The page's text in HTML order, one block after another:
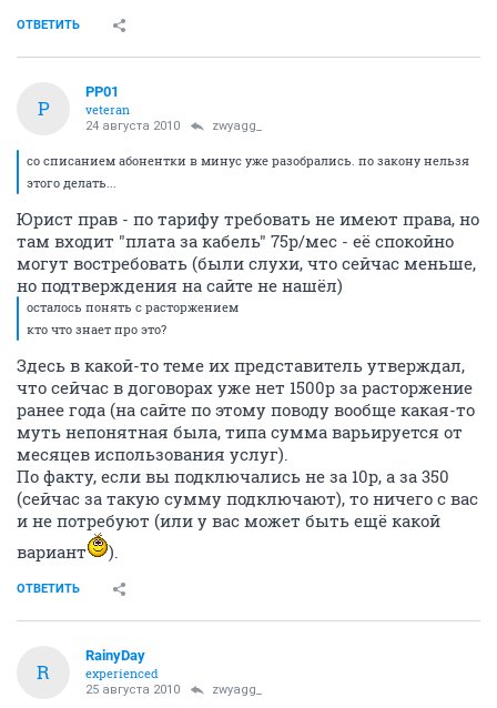
ОТВЕТИТЬ
P
PP01
veteran
24 августа 2010 zwyagg_
со списанием абонентки в минус уже разобрались. по закону нельзя
этого делать...
Юрист прав - по тарифу требовать не имеют права, но
там входит "плата за кабель" 75р/мес - её спокойно
могут востребовать (были слухи, что сейчас меньше,
но подтверждения на сайте не нашёл)
осталось понять с расторжением
кто что знает про это?
Здесь в какой-то теме их представитель утверждал,
что сейчас в договорах уже нет 1500р за расторжение
ранее года (на сайте по этому поводу вообще какая-то
муть непонятная была, типа сумма варьируется от
месяцев использования услуг).
По факту, если вы подключались не за 10р, а за 350
(сейчас за такую сумму подключают), то ничего с вас
и не потребуют (или у вас может быть ещё какой
вариант
).
ОТВЕТИТЬ
R
RainyDay
experienced
25 августа 2010 zwyagg_